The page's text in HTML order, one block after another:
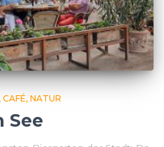
CAFÉ NATUR
See